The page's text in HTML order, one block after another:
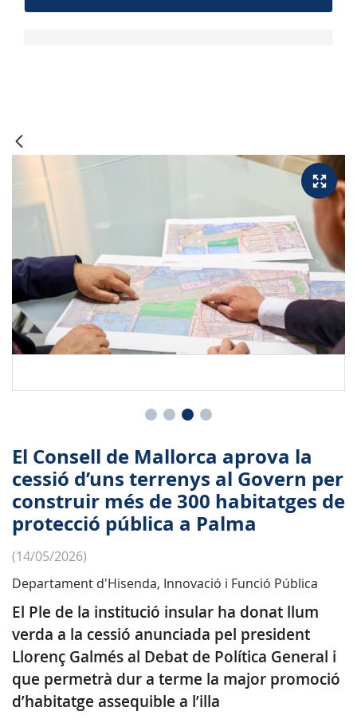
El Consell de Mallorca aprova la
cessió d’uns terrenys al Govern per
construir més de 300 habitatges de
protecció pública a Palma
(14/05/2026)
Departament d'Hisenda, Innovació i Funció Pública
El Ple de la institució insular ha donat llum
verda a la cessió anunciada pel president
Llorenç Galmés al Debat de Política General i
que permetrà dur a terme la major promoció
d’habitatge assequible a l’illa